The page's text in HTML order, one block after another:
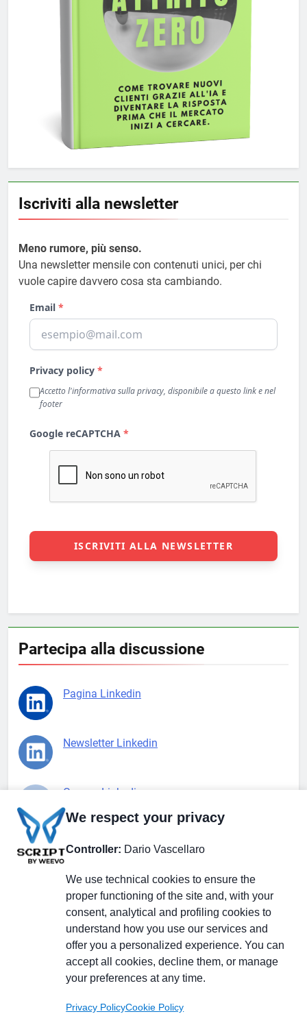
Iscriviti alla newsletter
Meno rumore, più senso.
Una newsletter mensile con contenuti unici, per chi
vuole capire davvero cosa sta cambiando.
Partecipa alla discussione
Pagina Linkedin
Newsletter Linkedin
Gruppo Linkedin
X.com
Il Giornale delle PMI.
Testata giornalistica
Privacy PolicyCookie
We respect your privacy
Controller: Dario Vascellaro
We use technical cookies to ensure the
proper functioning of the site and, with your
consent, analytical and profiling cookies to
understand how you use our services and
offer you a personalized experience. You can
accept all cookies, decline them, or manage
your preferences at any time.
Privacy PolicyCookie Policy